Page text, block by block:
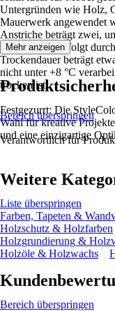
Untergründen wie Holz,
Mauerwerk angewendet
Anstriche beträgt zwei,
Verarbeitung erfolgt
Trockendauer beträgt
nicht unter +8 °C
trocken ist.
Festgezurrt: Die
Wahl für kreative
und eine einzigartige
Mehr anzeigen
Bereich überspringen
Verantwortlich für
Weitere
Liste überspringen
Farben, Tapeten &
Holzschutz & Holzfarben
Holzgrundierung &
Holzöle & Holzwachs
Bereich überspringen